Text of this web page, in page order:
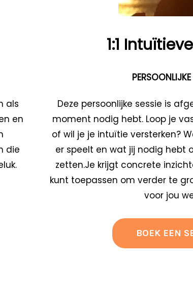
als
en
die
1:1
PERSOONLIJKE
Deze persoonlijke sessie is
moment nodig hebt. Loop je
of wil je je intuïtie versterken?
er speelt en wat jij nodig hebt
zetten.Je krijgt concrete
kunt toepassen om verder te
voor jou
BOEK EEN